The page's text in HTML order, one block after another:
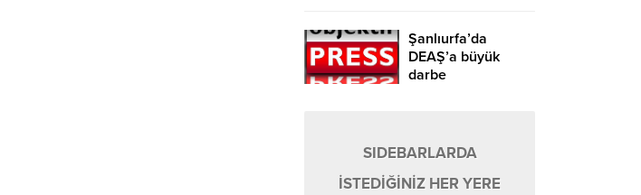
Şanlıurfa’da
DEAŞ’a büyük
darbe
SIDEBARLARDA
İSTEDİĞİNİZ HER YERE